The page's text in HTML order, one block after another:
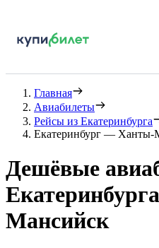
Главная
Авиабилеты
Рейсы из Екатеринбурга
Екатеринбург — Ханты-
Дешёвые
Мансийск